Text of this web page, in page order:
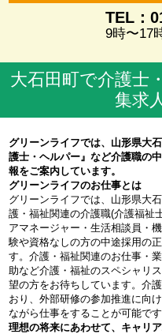
TEL：
9時〜17
大石田町で介護士
集求
グリーンライフでは、山形県大
護士・ヘルパー』など介護職の
報をご案内しています。
グリーンライフのお仕事とは
グリーンライフでは、山形県大
護・福祉関連の介護職(介護福祉
アマネージャー・生活相談員・
験や資格なしの方の中途採用の
す。介護・福祉関連のお仕事・
助など介護・福祉のスペシャリ
望の方をお待ちしています。介
おり、外部研修の参加推進に向
ながら仕事をすることが可能です
理想の将来にあわせて、キャリ